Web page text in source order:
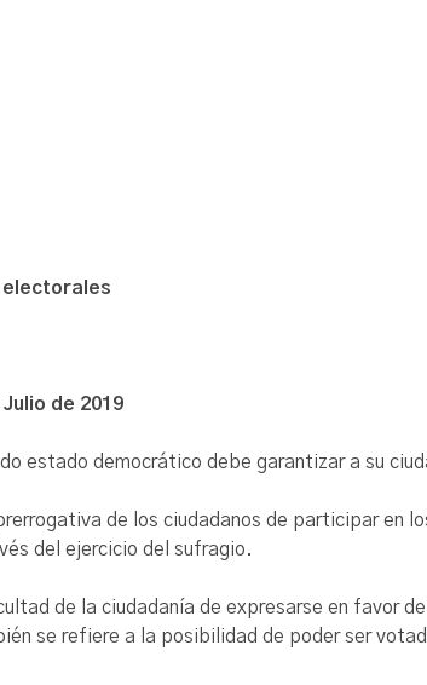
electorales
de 2019
estado democrático debe garantizar a su
de los ciudadanos de participar en
del ejercicio del sufragio.
de la ciudadanía de expresarse en favor
se refiere a la posibilidad de poder ser